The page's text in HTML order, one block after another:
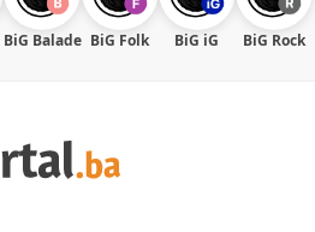
BiG Balade BiG Folk BiG iG BiG Rock